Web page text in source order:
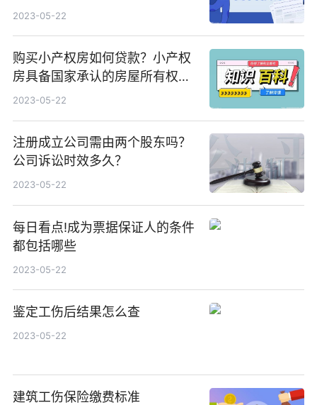
哪些？
2023-05-22
购买小产权房如何贷款？小产权
房具备国家承认的房屋所有权证
吗？
2023-05-22
注册成立公司需由两个股东吗？
公司诉讼时效多久？
2023-05-22
每日看点!成为票据保证人的条件
都包括哪些
2023-05-22
鉴定工伤后结果怎么查
2023-05-22
建筑工伤保险缴费标准